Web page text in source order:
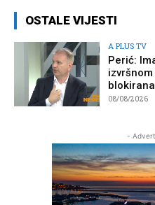
OSTALE VIJESTI
A PLUS TV
Perić:
blokirana
08/08/2026
-